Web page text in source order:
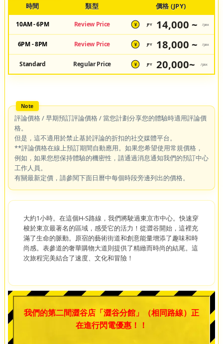
時間 類型 價格 (JPY)
10AM - 6PM Review Price ¥ JPY 14,000 ~ /pax
6PM - 8PM Review Price ¥ JPY 18,000 ~ /pax
Standard Regular Price ¥ JPY 20,000~ /pax
評論價格 / 早期預訂評論價格 / 當您計劃分享您的體驗時適用評論價
格。
但是，這不適用於禁止基於評論的折扣的社交媒體平台。
**評論價格在線上預訂期間自動應用。如果您希望使用常規價格，
例如，如果您想保持體驗的機密性，請通過消息通知我們的預訂中心
工作人員。
有關最新定價，請參閱下面日曆中每個時段旁邊列出的價格。
大約1小時。在這個H-S路線，我們將駛過東京市中心。快速穿
梭於東京最著名的區域，感受它的活力！從澀谷開始，這裡充
滿了生命的脈動。原宿的藝術街道和創意能量增添了趣味和時
尚感。表參道的奢華購物大道則提供了精緻而時尚的結尾。這
次旅程完美結合了速度、文化和冒險！
我們的第二間澀谷店「澀谷分館」（相同路線）正
在進行閃電優惠！！